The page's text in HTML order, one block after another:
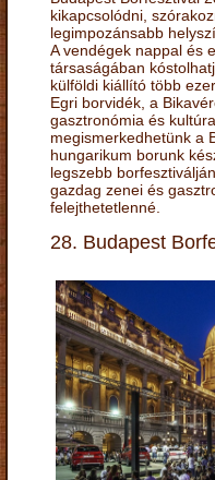
kikapcsolódni,
legimpozánsabb
A vendégek nappal és
társaságában
külföldi kiállító több
Egri borvidék, a
gasztronómia és
megismerkedhetünk a
hungarikum borunk
legszebb
gazdag zenei és
felejthetetlenné.
28. Budapest